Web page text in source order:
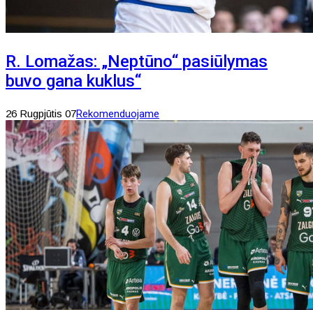
R. Lomažas: „Neptūno“ pasiūlymas
buvo gana kuklus“
26 Rugpjūtis 07Rekomenduojame